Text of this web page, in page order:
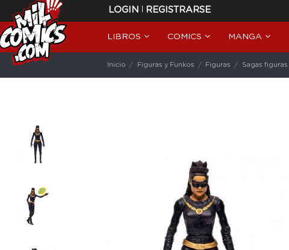
LOGIN | REGISTRARSE
LIBROS COMICS MANGA
Inicio Figuras y Funkos Figuras Sagas figuras